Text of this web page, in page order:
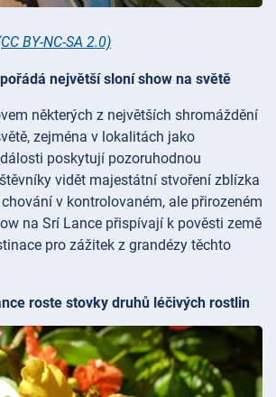
BY-NC-SA 2.0)
největší sloní show na světě
některých z největších shromáždění
zejména v lokalitách jako
poskytují pozoruhodnou
vidět majestátní stvoření zblízka
v kontrolovaném, ale přirozeném
na Srí Lance přispívají k pověsti země
pro zážitek z grandézy těchto
roste stovky druhů léčivých rostlin